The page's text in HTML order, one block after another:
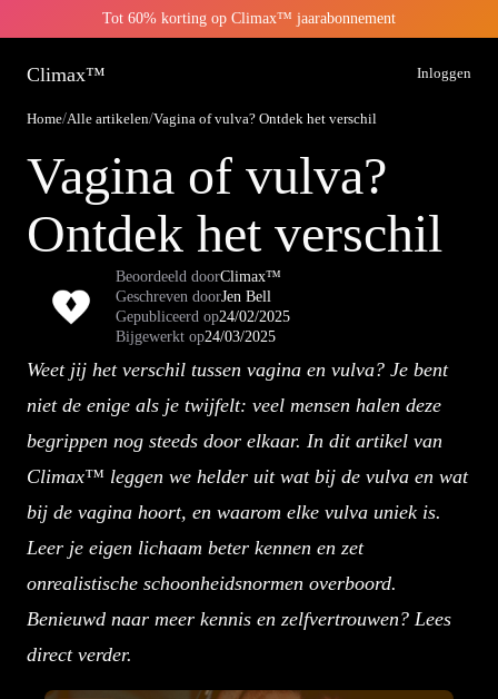
Tot 60% korting op Climax™ jaarabonnement
Climax™ Inloggen
Home/Alle artikelen/Vagina of vulva? Ontdek het verschil
Vagina of vulva?
Ontdek het verschil
Beoordeeld doorClimax™
Geschreven doorJen Bell
Gepubliceerd op24/02/2025
Bijgewerkt op24/03/2025
Weet jij het verschil tussen vagina en vulva? Je bent
niet de enige als je twijfelt: veel mensen halen deze
begrippen nog steeds door elkaar. In dit artikel van
Climax™ leggen we helder uit wat bij de vulva en wat
bij de vagina hoort, en waarom elke vulva uniek is.
Leer je eigen lichaam beter kennen en zet
onrealistische schoonheidsnormen overboord.
Benieuwd naar meer kennis en zelfvertrouwen? Lees
direct verder.